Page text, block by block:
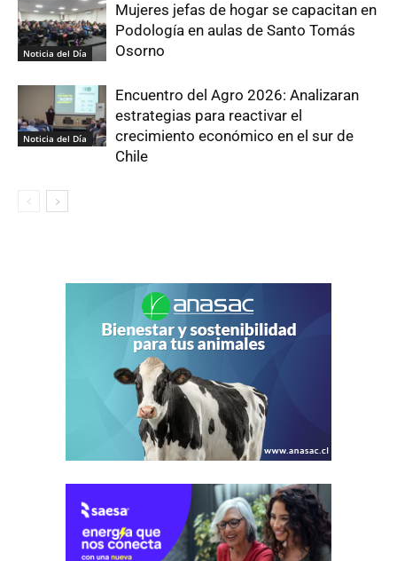
Noticia del Día
Mujeres jefas de hogar se capacitan en
Podología en aulas de Santo Tomás
Osorno
Noticia del Día
Encuentro del Agro 2026: Analizaran
estrategias para reactivar el
crecimiento económico en el sur de
Chile